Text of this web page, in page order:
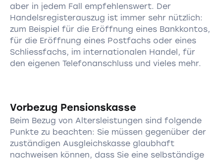
aber in jedem Fall empfehlenswert. Der
Handelsregisterauszug ist immer sehr nützlich:
zum Beispiel für die Eröffnung eines Bankkontos,
für die Eröffnung eines Postfachs oder eines
Schliessfachs, im internationalen Handel, für
den eigenen Telefonanschluss und vieles mehr.
Vorbezug Pensionskasse
Beim Bezug von Altersleistungen sind folgende
Punkte zu beachten: Sie müssen gegenüber der
zuständigen Ausgleichskasse glaubhaft
nachweisen können, dass Sie eine selbständige